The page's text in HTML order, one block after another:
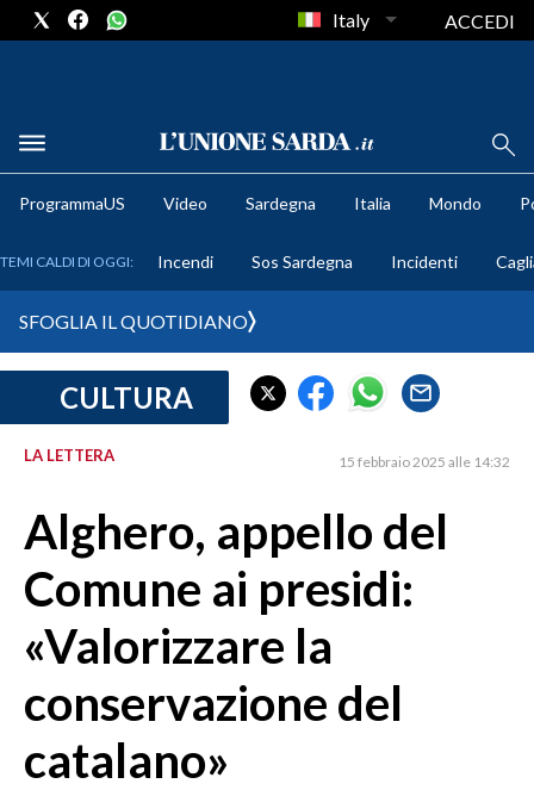
METEO
CRONACA SARDEGNA
MEDIO CAMPIDANO
ORISTANO E PROVINCIA
GALLURA
OGLIASTRA
AGENDA
Italy ACCEDI
ProgrammaUS Video Sardegna Italia Mondo
TEMI CALDI DI OGGI: Incendi Sos Sardegna Incidenti
SFOGLIA IL QUOTIDIANO
CULTURA
LA LETTERA 15 febbraio 2025 alle 14:32
Alghero, appello del
Comune ai presidi:
«Valorizzare la
conservazione del
catalano»